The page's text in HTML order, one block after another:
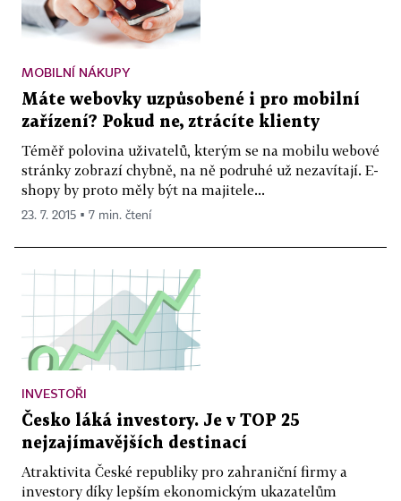
MOBILNÍ NÁKUPY
Máte webovky uzpůsobené i pro mobilní
zařízení? Pokud ne, ztrácíte klienty
Téměř polovina uživatelů, kterým se na mobilu webové
stránky zobrazí chybně, na ně podruhé už nezavítají. E-
shopy by proto měly být na majitele...
23. 7. 2015 ▪ 7 min. čtení
INVESTOŘI
Česko láká investory. Je v TOP 25
nejzajímavějších destinací
Atraktivita České republiky pro zahraniční firmy a
investory díky lepším ekonomickým ukazatelům